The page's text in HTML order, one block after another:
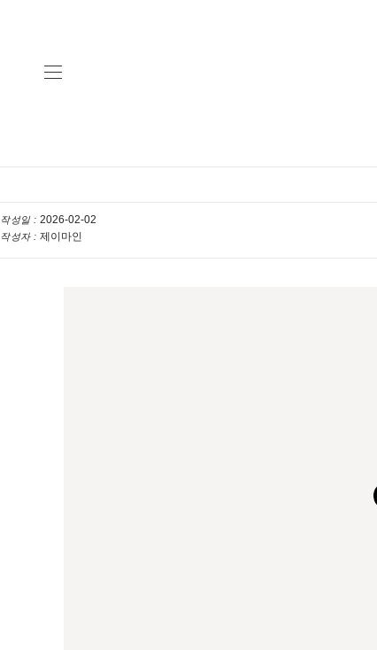
작성일 : 2026-02-02
작성자 : 제이마인